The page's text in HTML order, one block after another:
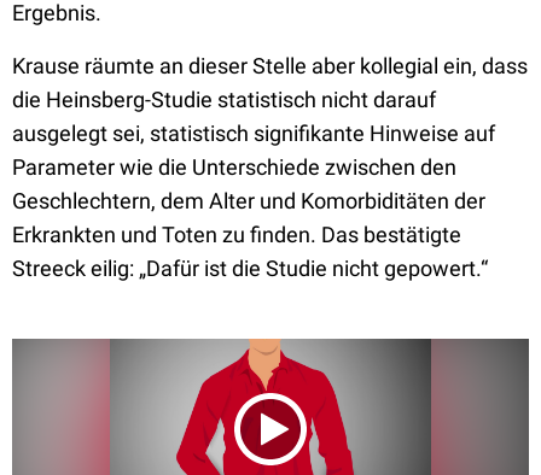
Ergebnis.
Krause räumte an dieser Stelle aber kollegial ein, dass
die Heinsberg-Studie statistisch nicht darauf
ausgelegt sei, statistisch signifikante Hinweise auf
Parameter wie die Unterschiede zwischen den
Geschlechtern, dem Alter und Komorbiditäten der
Erkrankten und Toten zu finden. Das bestätigte
Streeck eilig: „Dafür ist die Studie nicht gepowert.“